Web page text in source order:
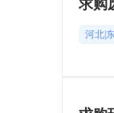
求购
河北|